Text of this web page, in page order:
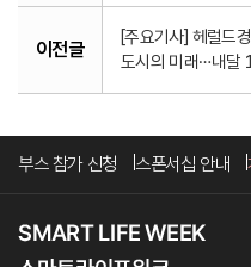
이전글
[주요기사] 헤럴드
도시의 미래…내달
부스 참가 신청 스폰서십 안내